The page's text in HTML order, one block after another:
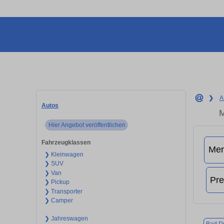
Autos
Hier Angebot veröffentlichen
Fahrzeugklassen
❯ Kleinwagen
❯ SUV
❯ Van
❯ Pickup
❯ Transporter
❯ Camper
❯ Jahreswagen
❯